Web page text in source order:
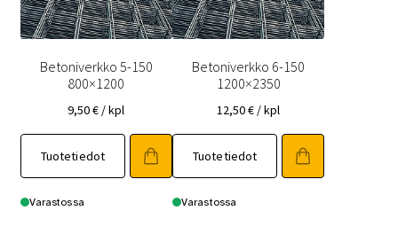
Betoniverkko 5-150
800×1200
9,50€ / kpl
Tuotetiedot
Varastossa
Betoniverkko 6-150
1200×2350
12,50€ / kpl
Tuotetiedot
Varastossa